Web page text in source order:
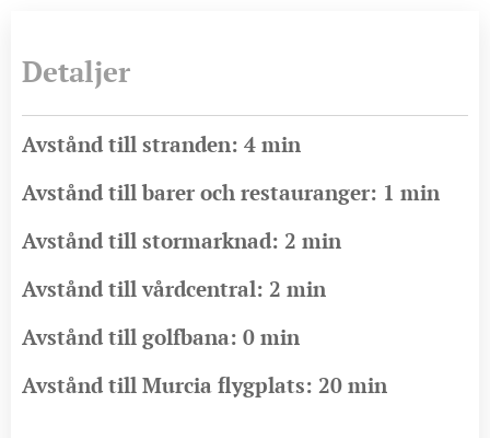
Detaljer
Avstånd till stranden: 4 min
Avstånd till barer och restauranger: 1 min
Avstånd till stormarknad: 2 min
Avstånd till vårdcentral: 2 min
Avstånd till golfbana: 0 min
Avstånd till Murcia flygplats: 20 min